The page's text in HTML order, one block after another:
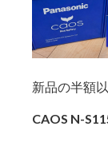
新品の半額
CAOS N-